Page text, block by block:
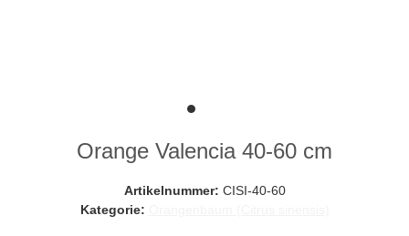
Orange Valencia 40-60 cm
Artikelnummer: CISI-40-60
Kategorie: